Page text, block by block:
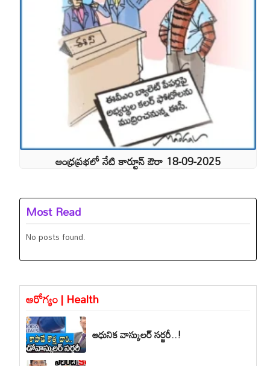
ఆంధ్రప్రభలో నేటి కార్టూన్ ఔరా 18-09-2025
Most Read
No posts found.
ఆరోగ్యం | Health
ఆధునిక వాస్కులర్ సర్జరీ..!